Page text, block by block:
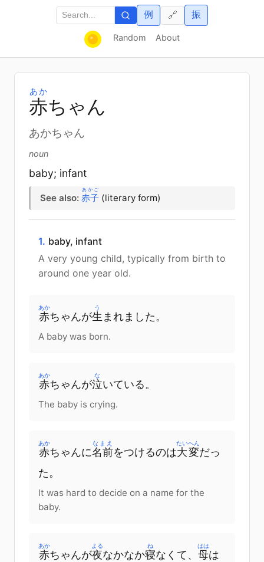
Random About
例 振
🔗
赤
あか
ちゃん
あかちゃん
noun
baby; infant
See also: 赤子
あかご
(literary form)
1. baby, infant
A very young child, typically from birth to
around one year old.
赤
あか
ちゃんが生
う
まれました 。
A baby was born.
赤
あか
ちゃんが泣
な
いている 。
The baby is crying.
赤
あか
ちゃんに名前
なまえ
をつけるのは大変
たいへん
だっ
た 。
It was hard to decide on a name for the
baby.
赤
あか
ちゃんが夜
よる
なかなか寝
ね
なくて 、 母
はは
は